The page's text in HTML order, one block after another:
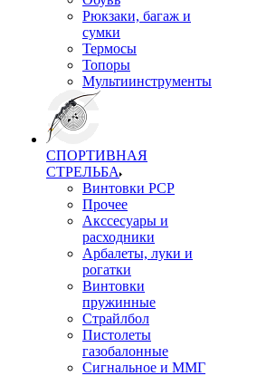
Рюкзаки, багаж и
сумки
Термосы
Топоры
Мультиинструменты
СПОРТИВНАЯ
СТРЕЛЬБА
Винтовки PCP
Прочее
Акссесуары и
расходники
Арбалеты, луки и
рогатки
Винтовки
пружинные
Страйлбол
Пистолеты
газобалонные
Сигнальное и ММГ